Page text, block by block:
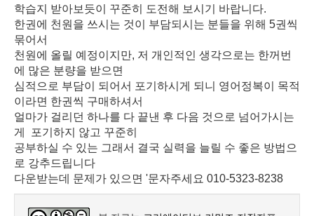
학습지 받아보듯이 꾸준히 도전해 보시기 바랍니다.
한권에 천원을 쓰시는 것이 부담되시는 분들을 위해 5권씩
묶어서
천원에 올릴 예정이지만, 저 개인적인 생각으로는 한꺼번
에 많은 분량을 받으면
심적으로 부담이 되어서 포기하시게 되니 영어정복이 목적
이라면 한권씩 구매하셔서
얼마가 걸리던 하나를 다 끝낸 후 다음 것으로 넘어가시는
게 포기하지 않고 꾸준히
공부하실 수 있는 그래서 결국 실력을 늘릴 수 좋은 방법으
로 강추드립니다
다운받는데 문제가 있으면 '문자주세요 010-5323-8238